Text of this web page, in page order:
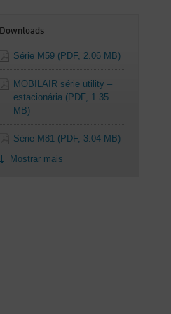
Downloads
Série M59 (PDF, 2.06 MB)
MOBILAIR série utility –
estacionária (PDF, 1.35
MB)
Série M81 (PDF, 3.04 MB)
Mostrar mais